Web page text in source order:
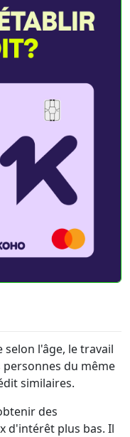
l'âge, le travail
personnes du même
similaires.
des
d'intérêt plus bas. Il